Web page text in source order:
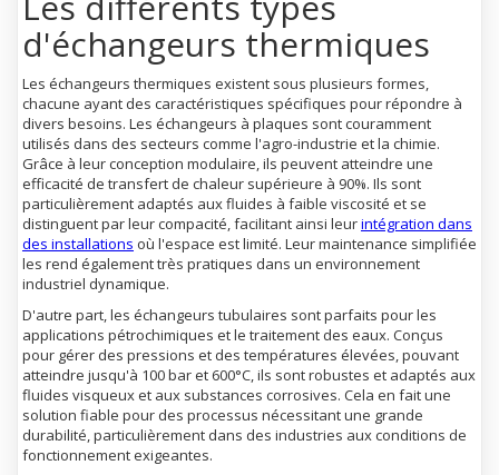
d'échangeurs thermiques
Les échangeurs thermiques existent sous plusieurs formes,
chacune ayant des caractéristiques spécifiques pour répondre à
divers besoins. Les échangeurs à plaques sont couramment
utilisés dans des secteurs comme l'agro-industrie et la chimie.
Grâce à leur conception modulaire, ils peuvent atteindre une
efficacité de transfert de chaleur supérieure à 90%. Ils sont
particulièrement adaptés aux fluides à faible viscosité et se
distinguent par leur compacité, facilitant ainsi leurintégration dans
des installations où l'espace est limité. Leur maintenance simplifiée
les rend également très pratiques dans un environnement
industriel dynamique.
D'autre part, les échangeurs tubulaires sont parfaits pour les
applications pétrochimiques et le traitement des eaux. Conçus
pour gérer des pressions et des températures élevées, pouvant
atteindre jusqu'à 100 bar et 600°C, ils sont robustes et adaptés aux
fluides visqueux et aux substances corrosives. Cela en fait une
solution fiable pour des processus nécessitant une grande
durabilité, particulièrement dans des industries aux conditions de
fonctionnement exigeantes.